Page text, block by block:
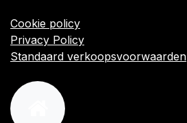
Cookie policy
Privacy Policy
Standaard verkoopsvoorwaarden